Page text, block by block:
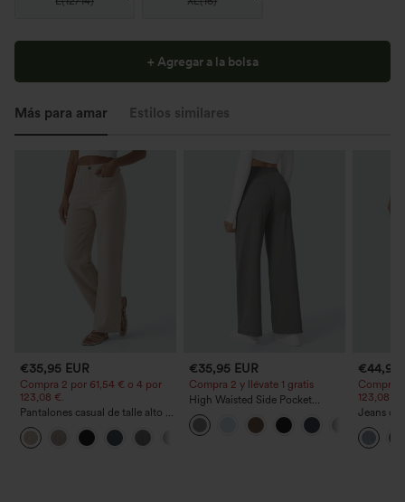
+ Agregar a la bolsa
Más para amar Estilos similares
€35,95 EUR
Compra 2 por 61,54 € o 4 por
123,08 €.
Pantalones casual de talle alto y
pierna recta con tacto de lino y
bolsillos
€35,95 EUR
Compra 2 y llévate 1 gratis
High Waisted Side Pocket
Straight Leg Work Pants
€44,95
Compra
123,08 €.
Jeans
cordón